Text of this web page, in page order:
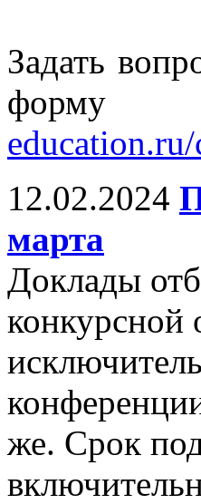
Задать
12.02.2024
марта
Доклады
конкурсной
же. Срок